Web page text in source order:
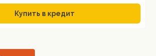
Купить в кредит